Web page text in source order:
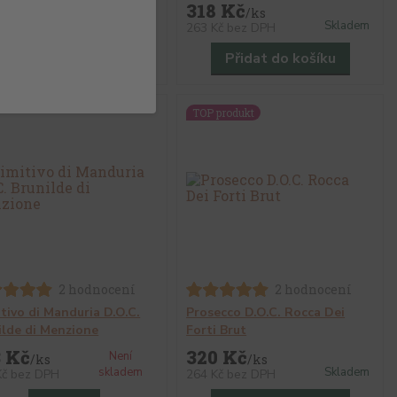
318 Kč/ks
Skladem
Přidat do košíku
di Manduria D.O.C.
di Menzione
Kč/ks
Není
skladem
TOP produkt
Prosecco D.O.C. Rocca Dei
Forti Brut
320 Kč/ks
Skladem